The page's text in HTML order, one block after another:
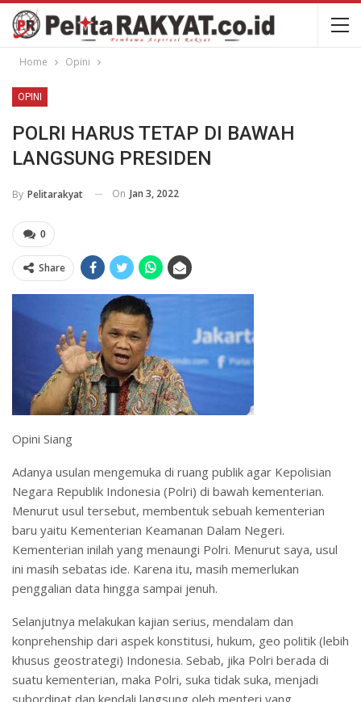
Home Opini
OPINI
POLRI HARUS TETAP DI BAWAH
LANGSUNG PRESIDEN
By Pelitarakyat On Jan 3, 2022
0
Share
Opini Siang
Adanya usulan mengemuka di ruang publik agar Kepolisian
Negara Republik Indonesia (Polri) di bawah kementerian.
Menurut usul tersebut, membentuk sebuah kementerian
baru yaitu Kementerian Keamanan Dalam Negeri.
Kementerian inilah yang menaungi Polri. Menurut saya, usul
ini masih sebatas ide. Karena itu, masih memerlukan
penggalian data hingga sampai jenuh.
Selanjutnya melakukan kajian serius, mendalam dan
konprehenship dari aspek konstitusi, hukum, geo politik (lebih
khusus geostrategi) Indonesia. Sebab, jika Polri berada di
suatu kementerian, maka Polri, suka tidak suka, menjadi
subordinat dan kendali langsung oleh menteri yang